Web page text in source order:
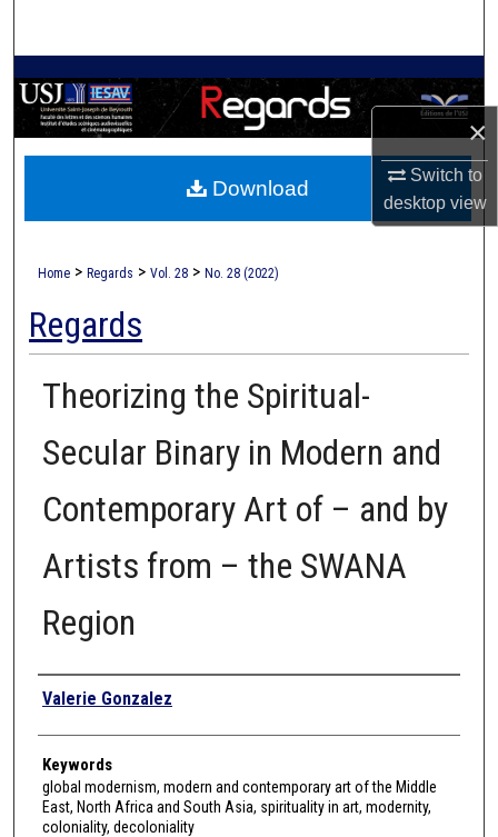
×
Switch to
desktopview
Browse Collections
My Account
About
Home > Regards > Vol. 28 > No. 28 (2022)
Regards
Theorizing the Spiritual-
Secular Binary in Modern and
Contemporary Art of – and by
Artists from – the SWANA
Region
Authors
Valerie Gonzalez
Keywords
global modernism, modern and contemporary art of the Middle
East, North Africa and South Asia, spirituality in art, modernity,
coloniality, decoloniality
Download